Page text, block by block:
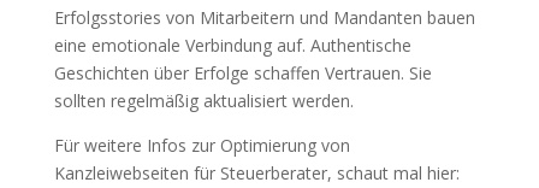
Erfolgsstories von Mitarbeitern und Mandanten bauen
eine emotionale Verbindung auf. Authentische
Geschichten über Erfolge schaffen Vertrauen. Sie
sollten regelmäßig aktualisiert werden.
Für weitere Infos zur Optimierung von
Kanzleiwebseiten für Steuerberater, schaut mal hier: